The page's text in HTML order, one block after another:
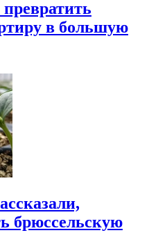
превратить
в большую
брюссельскую